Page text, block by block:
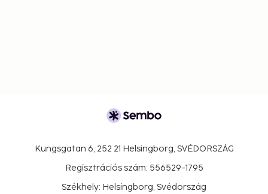
Kungsgatan 6, 252 21 Helsingborg, SVÉDORSZÁG
Regisztrációs szám: 556529-1795
Székhely: Helsingborg, Svédország